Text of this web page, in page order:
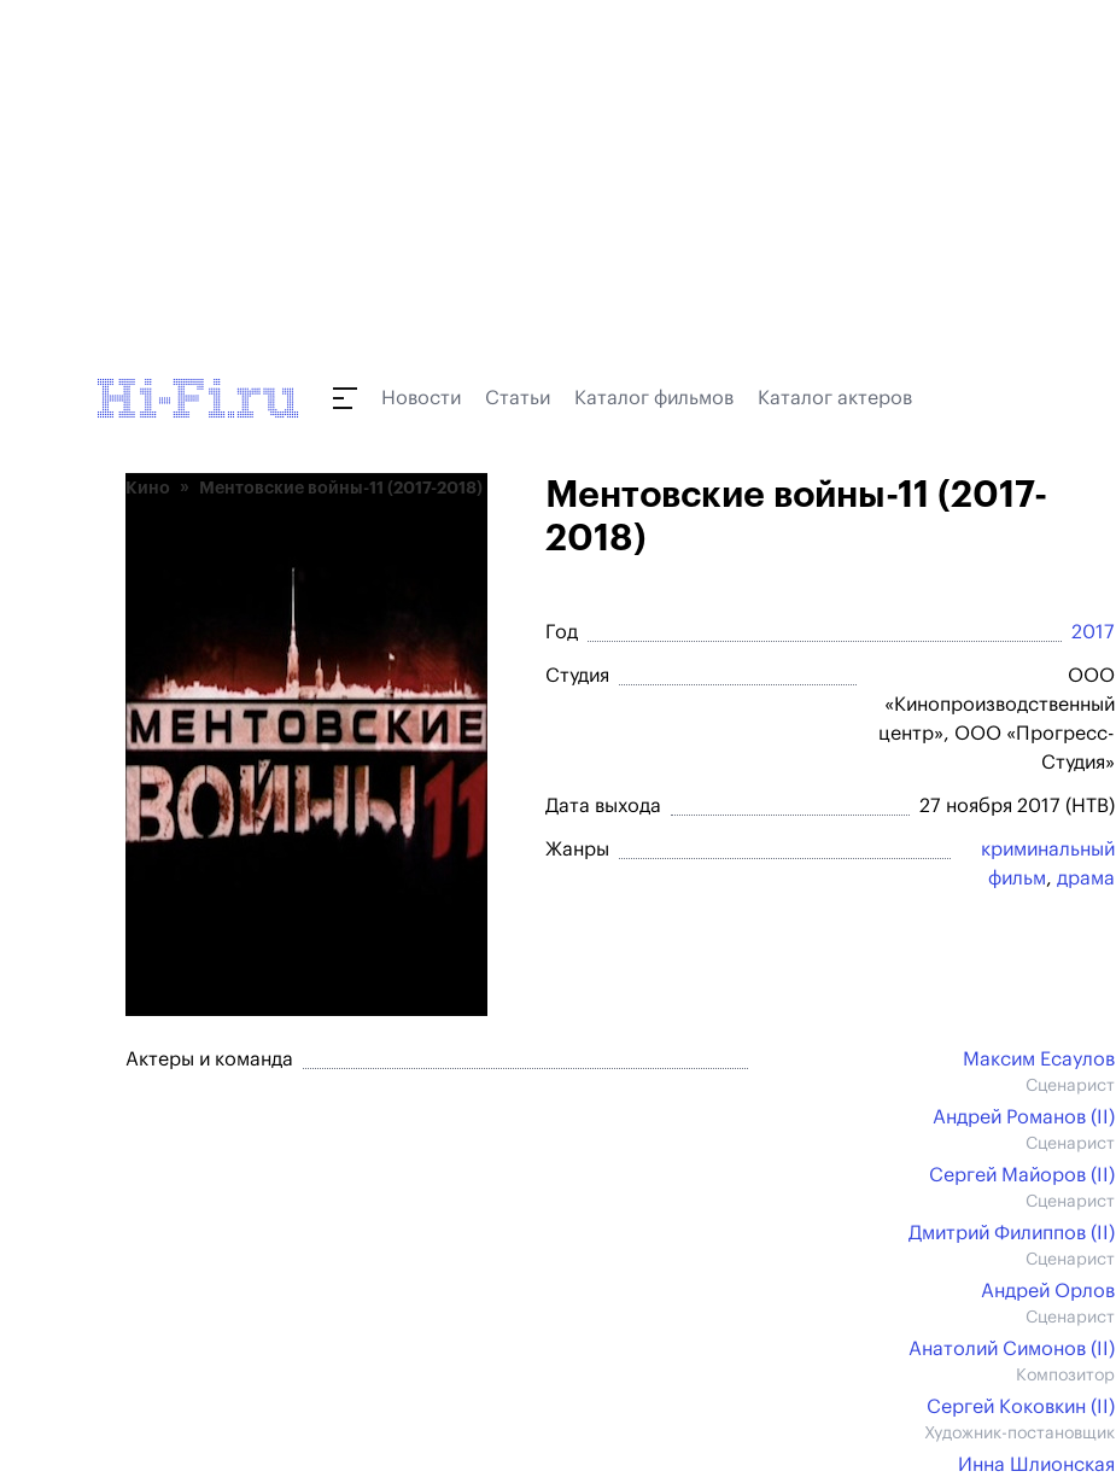
Новости Статьи Каталог фильмов Каталог актеров
Кино Ментовские войны-11 (2017-2018)
Ментовские войны-11 (2017-
2018)
Год 2017
Студия
ООО
«Кинопроизводственный
центр», ООО «Прогресс-
Студия»
Дата выхода 27 ноября 2017 (НТВ)
Жанры
криминальный
фильм, драма
Актеры и команда Максим Есаулов
Сценарист
Андрей Романов (II)
Сценарист
Сергей Майоров (II)
Сценарист
Дмитрий Филиппов (II)
Сценарист
Андрей Орлов
Сценарист
Анатолий Симонов (II)
Композитор
Сергей Коковкин (II)
Художник-постановщик
Инна Шлионская